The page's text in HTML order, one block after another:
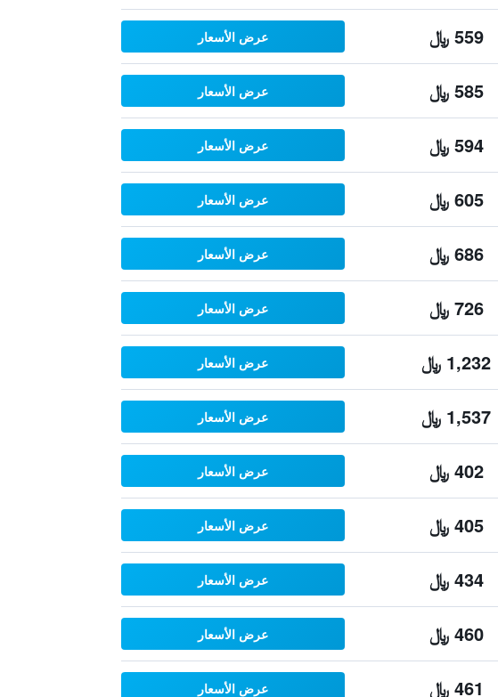
559 ﷼ عرض الأسعار
585 ﷼ عرض الأسعار
594 ﷼ عرض الأسعار
605 ﷼ عرض الأسعار
686 ﷼ عرض الأسعار
726 ﷼ عرض الأسعار
1,232 ﷼ عرض الأسعار
1,537 ﷼ عرض الأسعار
402 ﷼ عرض الأسعار
405 ﷼ عرض الأسعار
434 ﷼ عرض الأسعار
460 ﷼ عرض الأسعار
461 ﷼ عرض الأسعار